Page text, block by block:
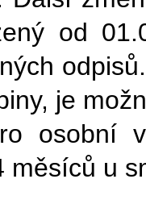
od
je
osobní
měsíců u